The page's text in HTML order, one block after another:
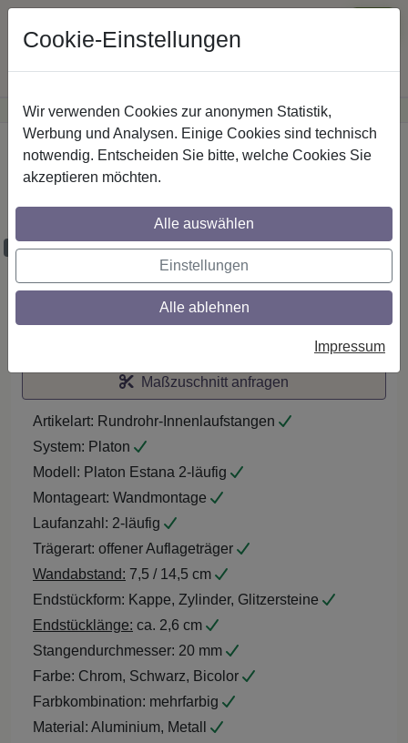
Günstige Versandkosteninnerhalb Österreichs· Sichere Zahlung
Startseite
RR/IL-Stilg. 20 mm 2-lfg. Platon Estana
260 cm Chrom/Schwarz
Maßzuschnitt möglich
Maßzuschnitt anfragen
Artikelart: Rundrohr-Innenlaufstangen
System: Platon
Modell: Platon Estana 2-läufig
Montageart: Wandmontage
Laufanzahl: 2-läufig
Trägerart: offener Auflageträger
Wandabstand: 7,5 / 14,5 cm
Endstückform: Kappe, Zylinder, Glitzersteine
Endstücklänge: ca. 2,6 cm
Stangendurchmesser: 20 mm
Farbe: Chrom, Schwarz, Bicolor
Farbkombination: mehrfarbig
Material: Aluminium, Metall
Cookie-Einstellungen
Wir verwenden Cookies zur anonymen Statistik,
Werbung und Analysen. Einige Cookies sind technisch
notwendig. Entscheiden Sie bitte, welche Cookies Sie
akzeptieren möchten.
Alle auswählen
Einstellungen
Alle ablehnen
Impressum